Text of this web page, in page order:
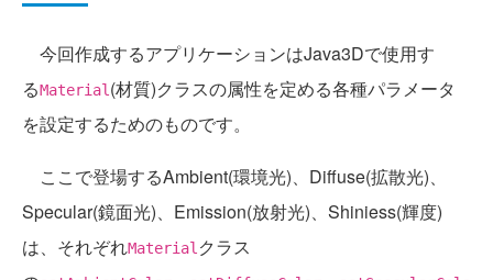
今回作成するアプリケーションはJava3Dで使用す
るMaterial (材質)クラスの属性を定める各種パラメータ
を設定するためのものです。
ここで登場するAmbient(環境光)、Diffuse(拡散光)、
Specular(鏡面光)、Emission(放射光)、Shiniess(輝度)
は、それぞれMaterial クラス